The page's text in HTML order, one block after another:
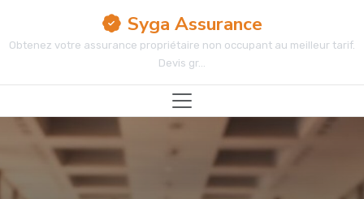
Syga Assurance
Obtenez votre assurance propriétaire non occupant au meilleur tarif.
Devis gr...